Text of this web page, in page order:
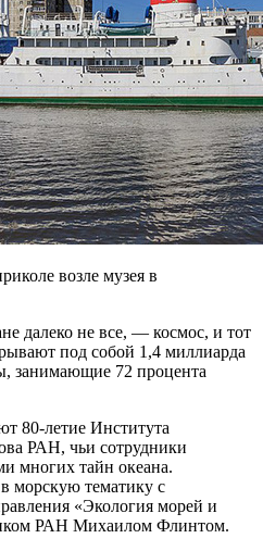
возле музея в
далеко не все, — космос, и тот
под собой 1,4 миллиарда
занимающие 72 процента
80-летие Института
РАН, чьи сотрудники
многих тайн океана.
морскую тематику с
«Экология морей и
РАН Михаилом Флинтом.